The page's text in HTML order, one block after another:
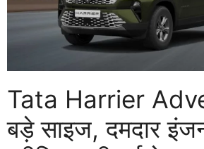
Tata Harrier
बड़े साइज, दमदार